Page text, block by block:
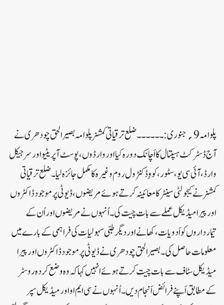
پلوامہ9؍جنوری:۔۔۔۔۔۔ ضلع ترقیاتی کمشنر پلوامہ بصیر الحق چودھری نے
آج ڈسٹرکٹ ہسپتال کا اَچانک دورہ کیا اور وارڈوں ، پوسٹ آپریٹیواور سرجیکل
وارڈ،آئی سی یو ، سٹور ، کووِڈ کنٹرول روم وغیرہ کا مکمل جائزہ لیا۔ضلع ترقیاتی
کمشنر نے کیجولٹی سینٹر کا معائینہ کرتے ہوئے مریضوں ،ڈیوٹی پر موجود ڈاکٹر وں
اور پیرا میڈیکل عملے سے بات چیت کی ۔اُنہوں نے مریضوں اور اُن کے
تیمارداروں کو اَدویات ، کھانے اور دیگر طبی سہولیات کی فراہمی کے بارے میں
معلومات حاصل کی۔بصیر الحق چودھری نے ڈیوٹی پر موجود ڈاکٹروں اور پیرا
میڈیکل سٹاف سے بات چیت کرتے ہوئے انہیں کہا کہ وہ وضع کردہ روسٹر
کے مطابق اَپنے فرائض اَنجام دیں۔اُنہوں نے سی ایم او اور میڈیکل سپر